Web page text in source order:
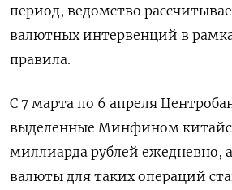
период, ведомство
валютных интервенций в
правила.
С 7 марта по 6 апреля
выделенные Минфином
миллиарда рублей ежедневно,
валюты для таких операций